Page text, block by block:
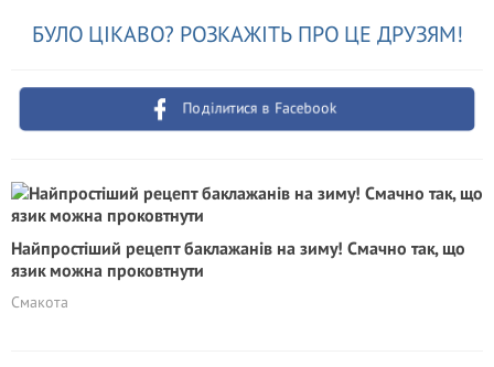
БУЛО ЦІКАВО? РОЗКАЖІТЬ ПРО ЦЕ ДРУЗЯМ!
Поділитися в Facebook
Найпростіший рецепт баклажанів на зиму! Смачно так, що
язик можна проковтнути
Смакота